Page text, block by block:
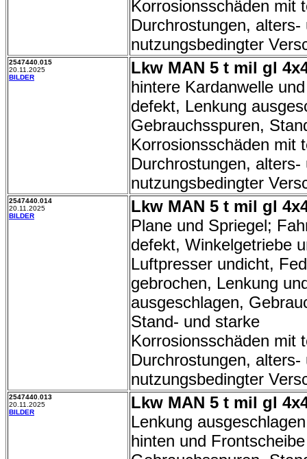
Korrosionsschäden mit
Durchrostungen, alters-
nutzungsbedingter
2547440.015
20.11.2025
BILDER
Lkw MAN 5 t mil gl
hintere Kardanwelle
defekt, Lenkung
Gebrauchsspuren,
Korrosionsschäden mit
Durchrostungen, alters-
nutzungsbedingter
2547440.014
20.11.2025
BILDER
Lkw MAN 5 t mil gl
Plane und Spriegel;
defekt, Winkelgetriebe
Luftpresser undicht,
gebrochen, Lenkung
ausgeschlagen,
Stand- und starke
Korrosionsschäden mit
Durchrostungen, alters-
nutzungsbedingter
2547440.013
20.11.2025
BILDER
Lkw MAN 5 t mil gl
Lenkung
hinten und